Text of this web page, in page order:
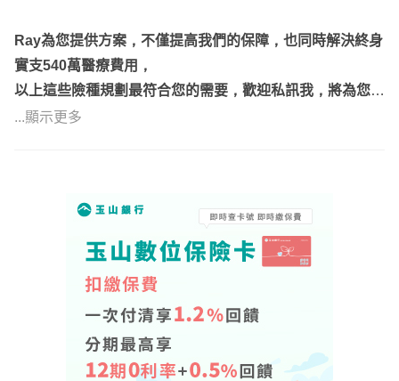
Ray為您提供方案，不僅提高我們的保障，也同時解決終身
實支540萬醫療費用，
以上這些險種規劃最符合您的需要，歡迎私訊我，將為您提
供專屬的方案
📣想要進一步了解給付細節，或是條款說明，歡迎點選頭像
下方LINE連結➕入好友
✨Ray為保險系本科生，擅長條款解析以及商品的搭配、團
隊理賠3000萬，有任何保單問題找Ray就對！
✨Ray服務於保經公司，能站在客戶立場，依照個人需求打
造量身定做的保險方案！
...顯示更多